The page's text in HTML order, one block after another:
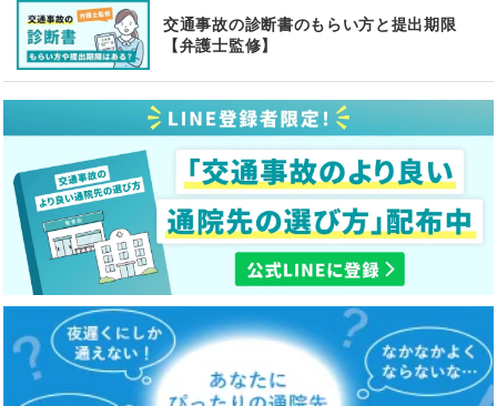
交通事故の診断書のもらい方と提出期限
【弁護士監修】